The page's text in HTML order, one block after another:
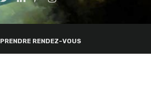
PRENDRE RENDEZ-VOUS